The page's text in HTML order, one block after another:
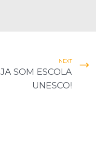
NEXT
JA SOM ESCOLA
UNESCO!